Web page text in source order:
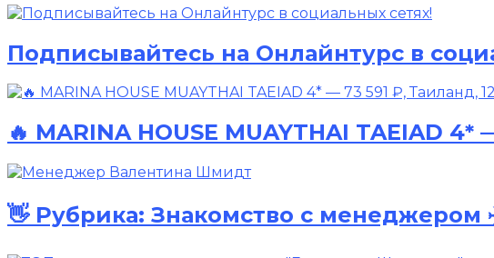
Подписывайтесь на Онлайнтурс в
🔥 MARINA HOUSE MUAYTHAI TAEIAD
👋 Рубрика: Знакомство с менеджером